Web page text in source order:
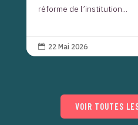
réforme de l’institution...
 22 Mai 2026
VOIR TOUTES